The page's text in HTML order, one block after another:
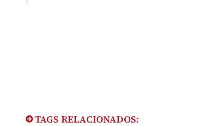
TAGS RELACIONADOS: